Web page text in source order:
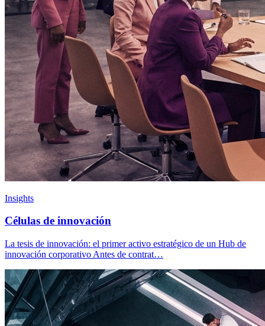
Insights
Células de innovación
La tesis de innovación: el primer activo estratégico de un Hub de
innovación corporativo Antes de contrat…